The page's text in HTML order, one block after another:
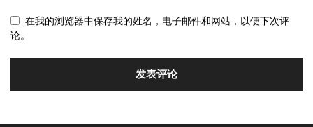
在我的浏览器中保存我的姓名，电子邮件和网站，以便下次评
论。